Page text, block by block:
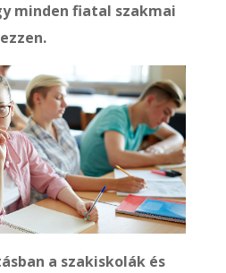
minden fiatal szakmai
a szakiskolák és